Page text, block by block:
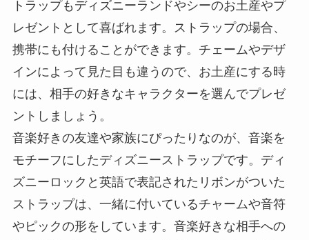
トラップもディズニーランドやシーのお土産やプ
レゼントとして喜ばれます。ストラップの場合、
携帯にも付けることができます。チェームやデザ
インによって見た目も違うので、お土産にする時
には、相手の好きなキャラクターを選んでプレゼ
ントしましょう。
音楽好きの友達や家族にぴったりなのが、音楽を
モチーフにしたディズニーストラップです。ディ
ズニーロックと英語で表記されたリボンがついた
ストラップは、一緒に付いているチャームや音符
やピックの形をしています。音楽好きな相手への